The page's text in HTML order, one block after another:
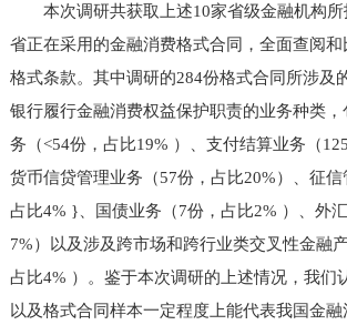
本次调研共获取上述10家省级金融机构所
省正在采用的金融消费格式合同，全面查阅
格式条款。其中调研的284份格式合同所涉及
银行履行金融消费权益保护职责的业务种类
务（<54份，占比19% ）、支付结算业务（
货币信贷管理业务（57份，占比20%）、征信
占比4% }、国债业务（7份，占比2% ）、外
7%）以及涉及跨市场和跨行业类交叉性金融
占比4% ）。鉴于本次调研的上述情况，我们
以及格式合同样本一定程度上能代表我国金